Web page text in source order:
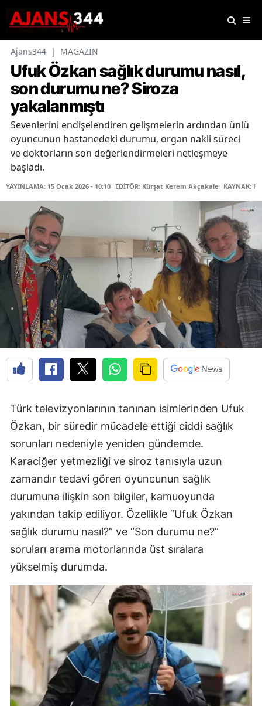
Ajans344 | MAGAZİN
Ufuk Özkan sağlık durumu nasıl,
son durumu ne? Siroza
yakalanmıştı
Sevenlerini endişelendiren gelişmelerin ardından ünlü
oyuncunun hastanedeki durumu, organ nakli süreci
ve doktorların son değerlendirmeleri netleşmeye
başladı.
YAYINLAMA: 15 Ocak 2026 - 10:10 EDİTÖR: Kürşat Kerem Akçakale KAYNAK:
Türk televizyonlarının tanınan isimlerinden Ufuk
Özkan, bir süredir mücadele ettiği ciddi sağlık
sorunları nedeniyle yeniden gündemde.
Karaciğer yetmezliği ve siroz tanısıyla uzun
zamandır tedavi gören oyuncunun sağlık
durumuna ilişkin son bilgiler, kamuoyunda
yakından takip ediliyor. Özellikle “Ufuk Özkan
sağlık durumu nasıl?” ve “Son durumu ne?”
soruları arama motorlarında üst sıralara
yükselmiş durumda.